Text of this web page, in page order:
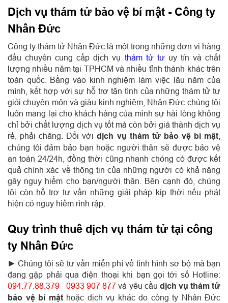
Dịch vụ thám tử bảo vệ bí mật - Công ty
Nhân Đức
Công ty thám tử Nhân Đức là một trong những đơn vị hàng
đầu chuyên cung cấp dịch vụ thám tử tưuy tín và chất
lượng nhiều năm tại TPHCM và nhiều tỉnh thành khác trên
toàn quốc. Bằng vào kinh nghiệm làm việc lâu năm của
mình, kết hợp với sự hỗ trợ tận tình của những thám tử tư
giỏi chuyên môn và giàu kinh nghiệm, Nhân Đức chúng tôi
luôn mang lại cho khách hàng của mình sự hài lòng không
chỉ bởi chất lượng dịch vụ tốt mà còn bởi giá thành dịch vụ
rẻ, phải chăng. Đối vớidịch vụ thám tử bảo vệ bí mật
chúng tôi đảm bảo bạn hoặc người thân sẽ được bảo vệ
an toàn 24/24h, đồng thời cũng nhanh chóng có được kết
quả chính xác về thông tin của những người có khả năng
gây nguy hiểm cho bạn/người thân. Bên cạnh đó, chúng
tôi còn hỗ trợ tư vấn những giải pháp kịp thời nếu phát
hiện có nguy hiểm rình rập.
Quy trình thuê dịch vụ thám tử tại công
ty Nhân Đức
► Chúng tôi sẽ tư vấn miễn phí về tình hình sơ bộ mà bạn
đang gặp phải qua điện thoại khi bạn gọi tới số Hotline:
094.77.88.379 - 0933 907 877 và yêu cầu dịch vụ thám tử
bảo vệ bí mật hoặc dịch vụ khác do công ty Nhân Đức